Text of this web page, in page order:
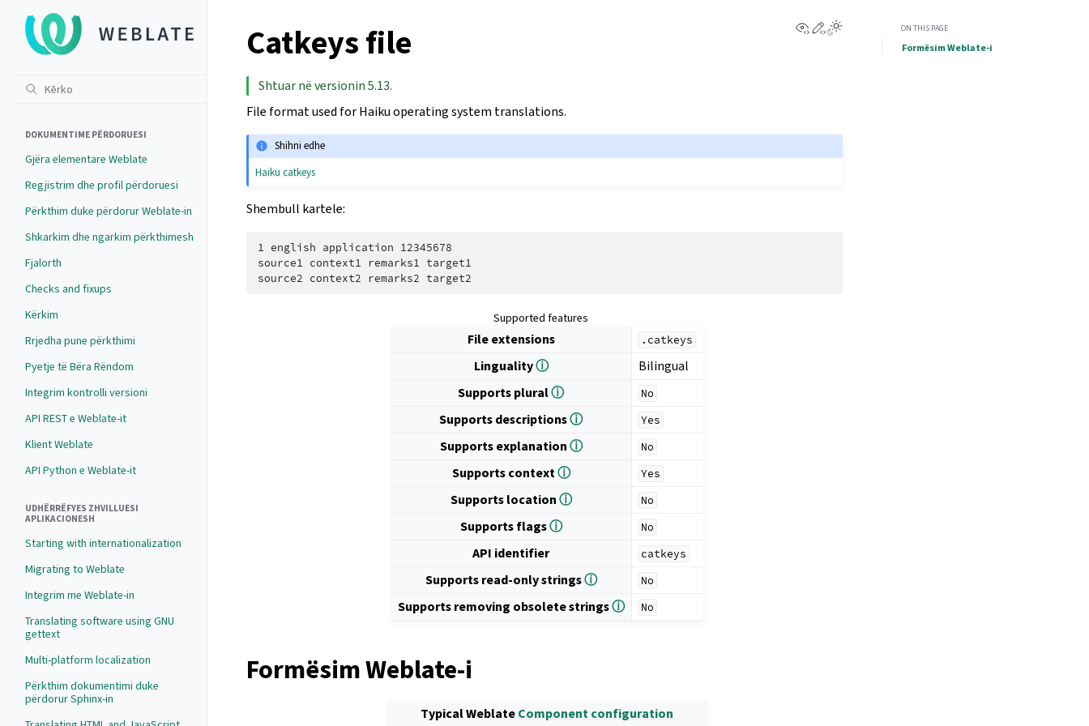
DOKUMENTIME PËRDORUESI
Gjëra elementare Weblate
Regjistrim dhe profil përdoruesi
Përkthim duke përdorur Weblate-in
Shkarkim dhe ngarkim përkthimesh
Fjalorth
Checks and fixups
Kërkim
Rrjedha pune përkthimi
Pyetje të Bëra Rëndom
Integrim kontrolli versioni
API REST e Weblate-it
Klient Weblate
API Python e Weblate-it
UDHËRRËFYES ZHVILLUESI
APLIKACIONESH
Starting with internationalization
Migrating to Weblate
Integrim me Weblate-in
Translating software using GNU
gettext
Multi-platform localization
Përkthim dokumentimi duke
përdorur Sphinx-in
View this page
Edit this page
Catkeys file
Shtuar në versionin 5.13.
File format used for Haiku operating system translations.
Shihni edhe
Haiku catkeys
Shembull kartele:
1 english application 12345678
source1 context1 remarks1 target1
Supported features
File extensions .catkeys
Lingualityⓘ
Bilingual
Supports pluralⓘ No
Supports descriptionsⓘ Yes
Supports explanationⓘ No
Supports contextⓘ Yes
Supports locationⓘ No
Supports flagsⓘ No
API identifier catkeys
Supports read-only stringsⓘ No
Supports removing obsolete stringsⓘ No
Formësim Weblate-i
Typical WeblateComponent configuration
ON THIS PAGE
Formësim Weblate-i